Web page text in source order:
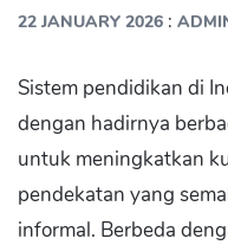
22 JANUARY 2026 :
Sistem pendidikan di
dengan hadirnya
untuk meningkatkan
pendekatan yang
informal. Berbeda